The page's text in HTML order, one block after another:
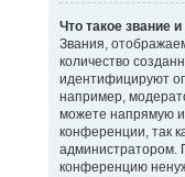
Что такое звание
Звания,
количество
идентифицируют
например,
можете напрямую
конференции, так
администратором.
конференцию